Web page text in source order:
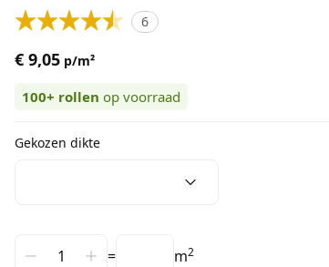
6
€ 9,05 p/m²
100+ rollen op voorraad
Gekozen dikte
= m2